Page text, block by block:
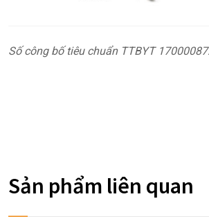
Số công bố tiêu chuẩn TTBYT
Sản phẩm liên quan